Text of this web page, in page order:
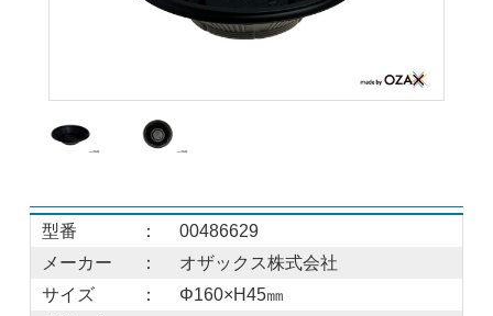
型番 ：
00486629
メーカー
：
オザックス株式会社
サイズ
：
Φ160×H45㎜